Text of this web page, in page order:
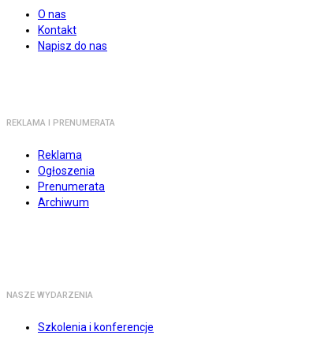
O nas
Kontakt
Napisz do nas
REKLAMA I PRENUMERATA
Reklama
Ogłoszenia
Prenumerata
Archiwum
NASZE WYDARZENIA
Szkolenia i konferencje